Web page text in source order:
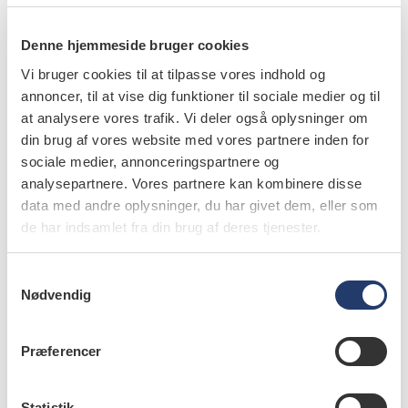
Denne hjemmeside bruger cookies
Vi bruger cookies til at tilpasse vores indhold og
annoncer, til at vise dig funktioner til sociale medier og til
at analysere vores trafik. Vi deler også oplysninger om
din brug af vores website med vores partnere inden for
sociale medier, annonceringspartnere og
analysepartnere. Vores partnere kan kombinere disse
data med andre oplysninger, du har givet dem, eller som
de har indsamlet fra din brug af deres tjenester.
Nødvendig
Præferencer
nedbrydning af muskler, også kaldet rhabdomyolyse, og
nyresvigt.
- Tandlæger støder formentlig også ind i en barriere,
fordi patienter ikke ønsker eller måske ikke mener, det er
relevant viden for deres tandlæge, hvilken medicin de
tager, men her må tandlæger bruge deres faglige autoritet
og spørge ind, mener Birgitte Klindt Poulsen, der
(kræver kode)
Symposium 2018: Den ældre patient